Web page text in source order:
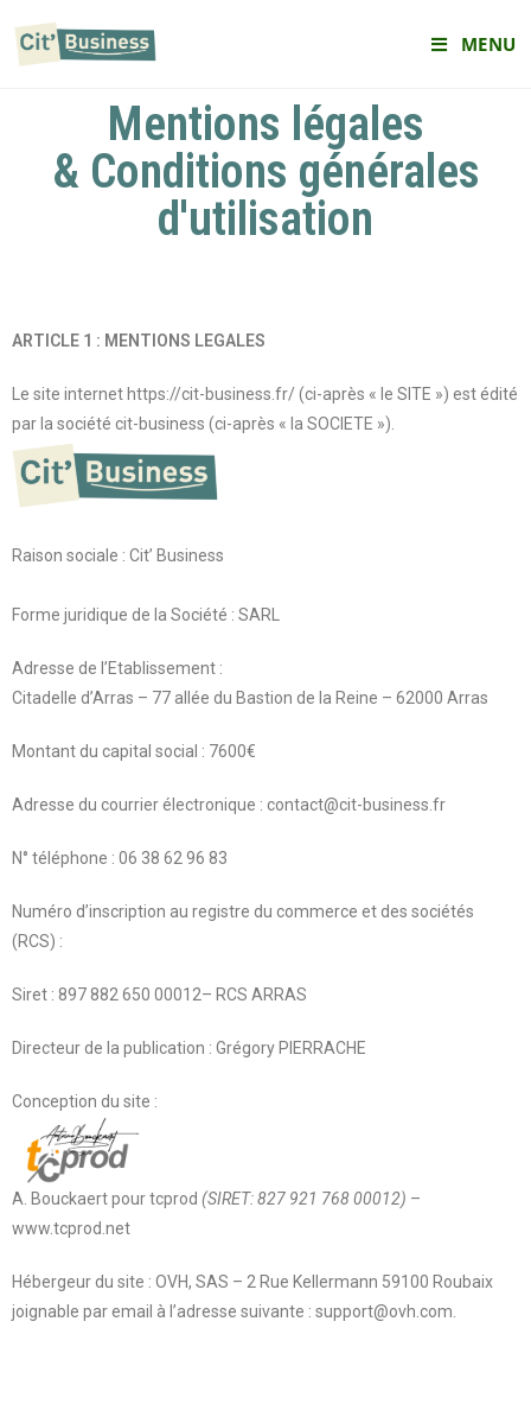
MENU
Mentions légales
& Conditions générales
d'utilisation
ARTICLE 1 : MENTIONS LEGALES
Le site internet https://cit-business.fr/ (ci-après « le SITE ») est édité
par la société cit-business (ci-après « la SOCIETE »).
Raison sociale : Cit’ Business
Forme juridique de la Société : SARL
Adresse de l’Etablissement :
Citadelle d’Arras – 77 allée du Bastion de la Reine – 62000 Arras
Montant du capital social : 7600€
Adresse du courrier électronique : contact@cit-business.fr
N° téléphone : 06 38 62 96 83
Numéro d’inscription au registre du commerce et des sociétés
(RCS) :
Siret : 897 882 650 00012– RCS ARRAS
Directeur de la publication : Grégory PIERRACHE
Conception du site :
A. Bouckaert pour tcprod (SIRET: 827 921 768 00012) –
www.tcprod.net
Hébergeur du site : OVH, SAS – 2 Rue Kellermann 59100 Roubaix
joignable par email à l’adresse suivante : support@ovh.com.